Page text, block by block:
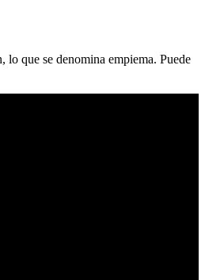
lo que se denomina empiema. Puede